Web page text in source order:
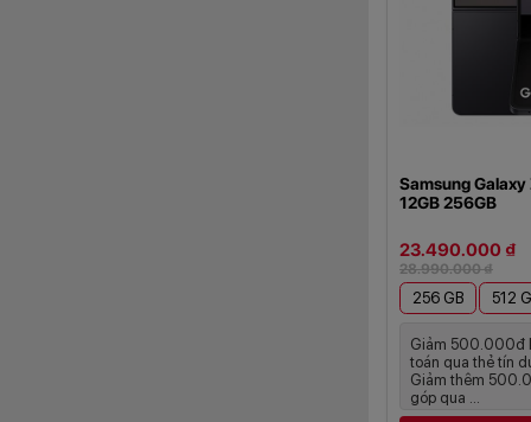
Hệ thống
góc siêu rộng
Samsung Galaxy
12GB 256GB
23.490.000 ₫
28.990.000 ₫
256 GB 512
Giảm 500.000đ
toán qua thẻ tín
Giảm thêm
góp qua ...